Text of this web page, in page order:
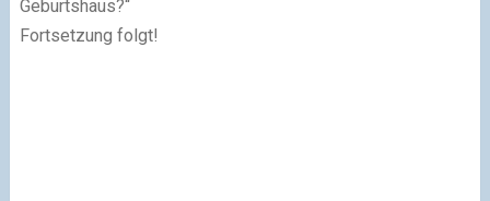
Geburtshaus?“
Fortsetzung folgt!